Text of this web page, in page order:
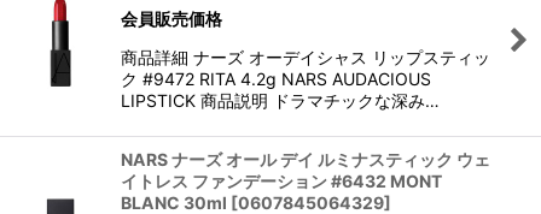
会員販売価格
商品詳細 ナーズ オーデイシャス リップスティッ
ク #9472 RITA 4.2g NARS AUDACIOUS
LIPSTICK 商品説明 ドラマチックな深み…
NARS ナーズ オール デイ ルミナスティック ウェ
イトレス ファンデーション #6432 MONT
BLANC 30ml [0607845064329]